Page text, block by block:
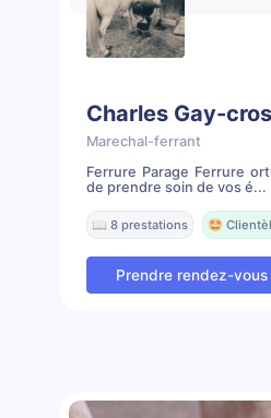
Charles Gay-
Marechal-ferrant
Ferrure Parage Ferrure
de prendre soin de vos é...
📖 8 prestations 🤩
Prendre rendez-vous